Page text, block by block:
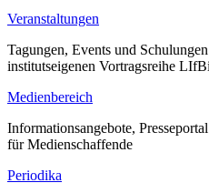
Veranstaltungen
Tagungen, Events und
institutseigenen Vortragsreihe
Medienbereich
Informationsangebote,
für Medienschaffende
Periodika